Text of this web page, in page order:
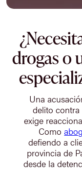
drogas o
Una
delito contra
exige
Como
defiendo a
provincia de
desde la